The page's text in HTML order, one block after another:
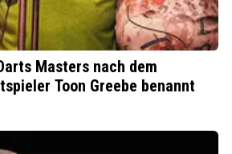
Masters nach dem
Toon Greebe benannt